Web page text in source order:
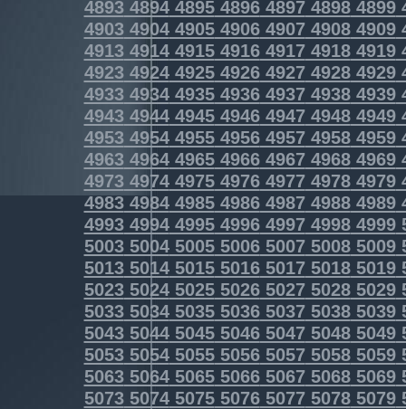
4893489448954896489748984899
4903490449054906490749084909
4913491449154916491749184919
4923492449254926492749284929
4933493449354936493749384939
4943494449454946494749484949
4953495449554956495749584959
4963496449654966496749684969
4973497449754976497749784979
4983498449854986498749884989
4993499449954996499749984999
5003500450055006500750085009
5013501450155016501750185019
5023502450255026502750285029
5033503450355036503750385039
5043504450455046504750485049
5053505450555056505750585059
5063506450655066506750685069
5073507450755076507750785079